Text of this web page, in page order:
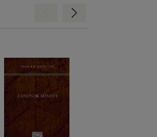
Előre